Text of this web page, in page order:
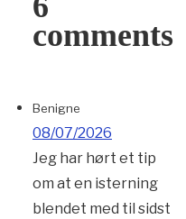
comments
Benigne
08/07/2026
Jeg har hørt et tip
om at en isterning
blendet med til sidst